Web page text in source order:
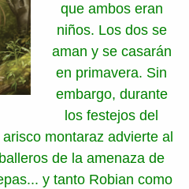
que ambos eran
niños. Los dos se
aman y se casarán
en primavera. Sin
embargo, durante
los festejos del
montaraz advierte al
de la amenaza de
y tanto Robian como